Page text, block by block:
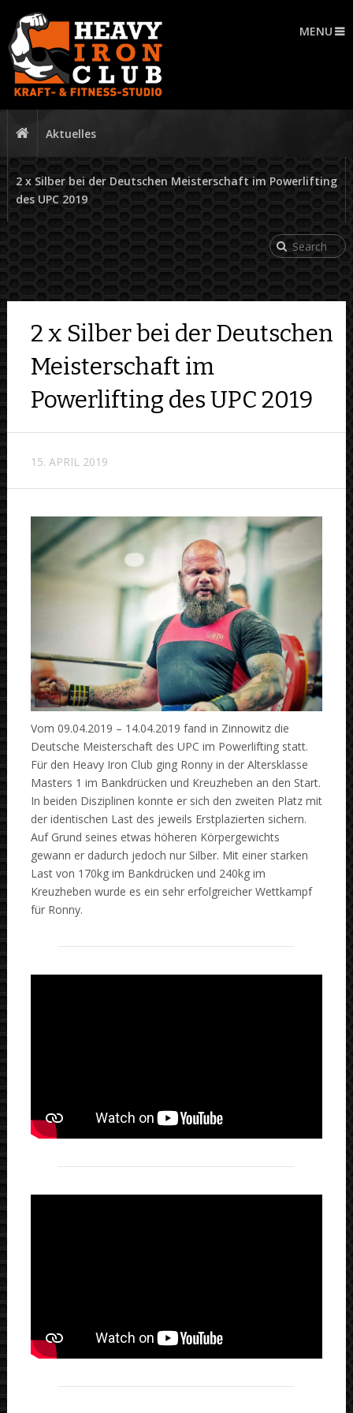
MENU
Aktuelles
2 x Silber bei der Deutschen Meisterschaft im Powerlifting
des UPC 2019
2 x Silber bei der Deutschen
Meisterschaft im
Powerlifting des UPC 2019
15. APRIL 2019
Vom 09.04.2019 – 14.04.2019 fand in Zinnowitz die
Deutsche Meisterschaft des UPC im Powerlifting statt.
Für den Heavy Iron Club ging Ronny in der Altersklasse
Masters 1 im Bankdrücken und Kreuzheben an den Start.
In beiden Disziplinen konnte er sich den zweiten Platz mit
der identischen Last des jeweils Erstplazierten sichern.
Auf Grund seines etwas höheren Körpergewichts
gewann er dadurch jedoch nur Silber. Mit einer starken
Last von 170kg im Bankdrücken und 240kg im
Kreuzheben wurde es ein sehr erfolgreicher Wettkampf
für Ronny.